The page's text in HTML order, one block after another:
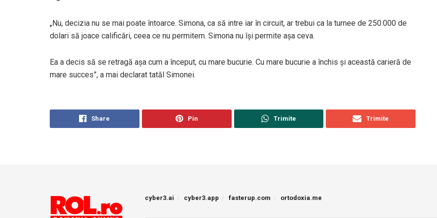
„Nu, decizia nu se mai poate întoarce. Simona, ca să intre iar în circuit, ar trebui ca la turnee de 250.000 de
dolari să joace calificări, ceea ce nu permitem. Simona nu își permite așa ceva.
Ea a decis să se retragă așa cum a început, cu mare bucurie. Cu mare bucurie a închis și această carieră de
mare succes”, a mai declarat tatăl Simonei.
Share Pin Trimite Trimite
cyber3.ai cyber3.app fasterup.com ortodoxia.me